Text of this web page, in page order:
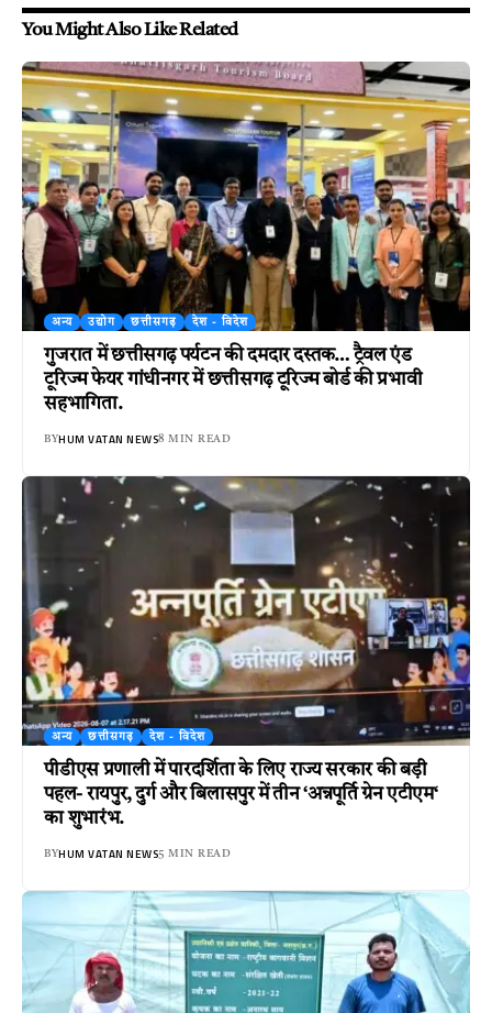
You Might Also Like Related
अन्य उद्योग छत्तीसगढ़ देश - विदेश
गुजरात में छत्तीसगढ़ पर्यटन की दमदार दस्तक… ट्रैवल एंड
टूरिज्म फेयर गांधीनगर में छत्तीसगढ़ टूरिज्म बोर्ड की प्रभावी
सहभागिता.
BYHUM VATAN NEWS8 MIN READ
अन्य छत्तीसगढ़ देश - विदेश
पीडीएस प्रणाली में पारदर्शिता के लिए राज्य सरकार की बड़ी
पहल- रायपुर, दुर्ग और बिलासपुर में तीन ‘अन्नपूर्ति ग्रेन एटीएम‘
का शुभारंभ.
BYHUM VATAN NEWS5 MIN READ